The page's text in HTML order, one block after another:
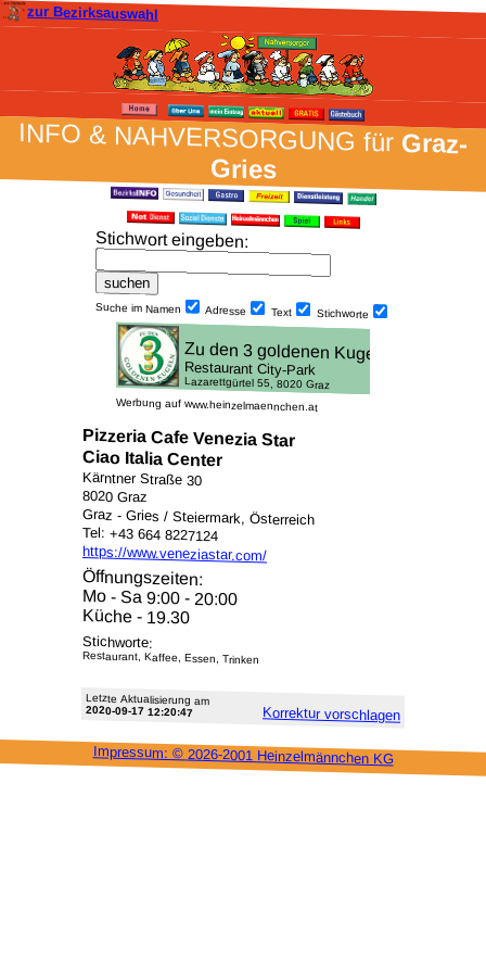
zur Bezirksauswahl
INFO & NAH­VER­SORG­UNG fürGraz-
Gries
Stich­wort ein­geben:
Suche im Namen Adresse Text Stich­worte
Werbung auf www.heinzelmaennchen.at
Pizzeria Cafe Venezia Star
Ciao Italia Center
Kärntner Straße 30
8020 Graz
Graz - Gries / Steiermark, Österreich
Tel: +43 664 8227124
https://www.veneziastar.com/
Öffnungszeiten:
Mo - Sa 9:00 - 20:00
Küche - 19.30
Stichworte:
Restaurant, Kaffee, Essen, Trinken
Letzte Aktu­alisie­rung am
2020-09-17 12:20:47 Korrektur vor­schlagen
Impressum: © 2026-2001 Heinzel­männchen KG